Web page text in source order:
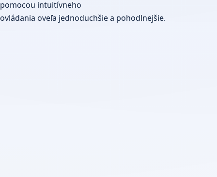
pomocou intuitívneho
ovládania oveľa jednoduchšie a pohodlnejšie.